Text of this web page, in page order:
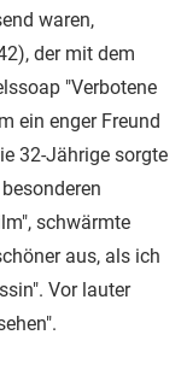
waren,
der mit dem
"Verbotene
ein enger Freund
32-Jährige sorgte
schwärmte
aus, als ich
Vor lauter